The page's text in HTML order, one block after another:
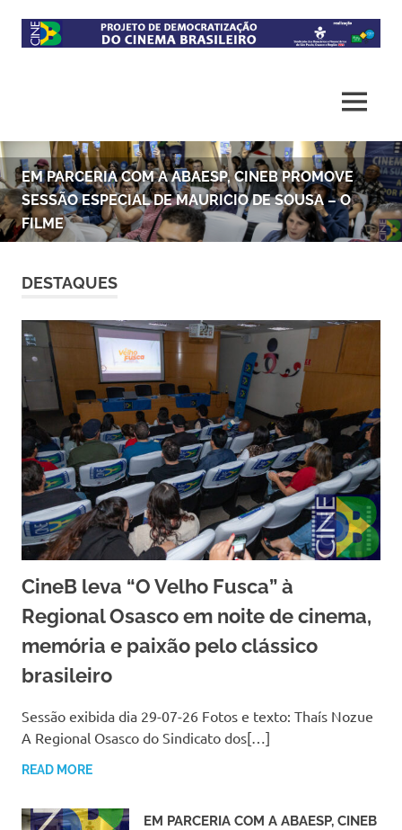
cinema
brasileiro
EM PARCERIA COM A ABAESP, CINEB PROMOVE
SESSÃO ESPECIAL DE MAURICIO DE SOUSA – O
FILME
DESTAQUES
CineB leva “O Velho Fusca” à
Regional Osasco em noite de cinema,
memória e paixão pelo clássico
brasileiro
Sessão exibida dia 29-07-26 Fotos e texto: Thaís Nozue
A Regional Osasco do Sindicato dos[…]
READ MORE
EM PARCERIA COM A ABAESP, CINEB